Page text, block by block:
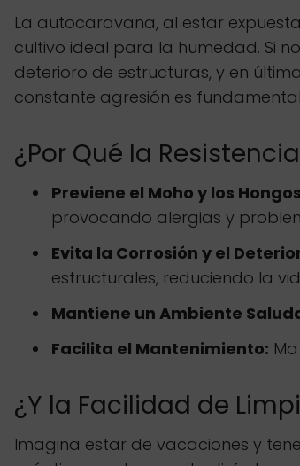
La autocaravana, al estar
cultivo ideal para la humedad. Si
deterioro de estructuras, y en
constante agresión es
¿Por Qué la
Previene el Moho y los
provocando alergias y
Evita la Corrosión y el
estructurales, reduciendo la
Mantiene un Ambiente
Facilita el Mantenimiento:
¿Y la Facilidad de
Imagina estar de vacaciones y